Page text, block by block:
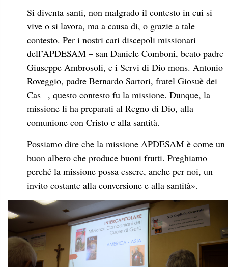
Si diventa santi, non malgrado il contesto in cui si
vive o si lavora, ma a causa di, o grazie a tale
contesto. Per i nostri cari discepoli missionari
dell’APDESAM – san Daniele Comboni, beato padre
Giuseppe Ambrosoli, e i Servi di Dio mons. Antonio
Roveggio, padre Bernardo Sartori, fratel Giosuè dei
Cas –, questo contesto fu la missione. Dunque, la
missione li ha preparati al Regno di Dio, alla
comunione con Cristo e alla santità.
Possiamo dire che la missione APDESAM è come un
buon albero che produce buoni frutti. Preghiamo
perché la missione possa essere, anche per noi, un
invito costante alla conversione e alla santità».